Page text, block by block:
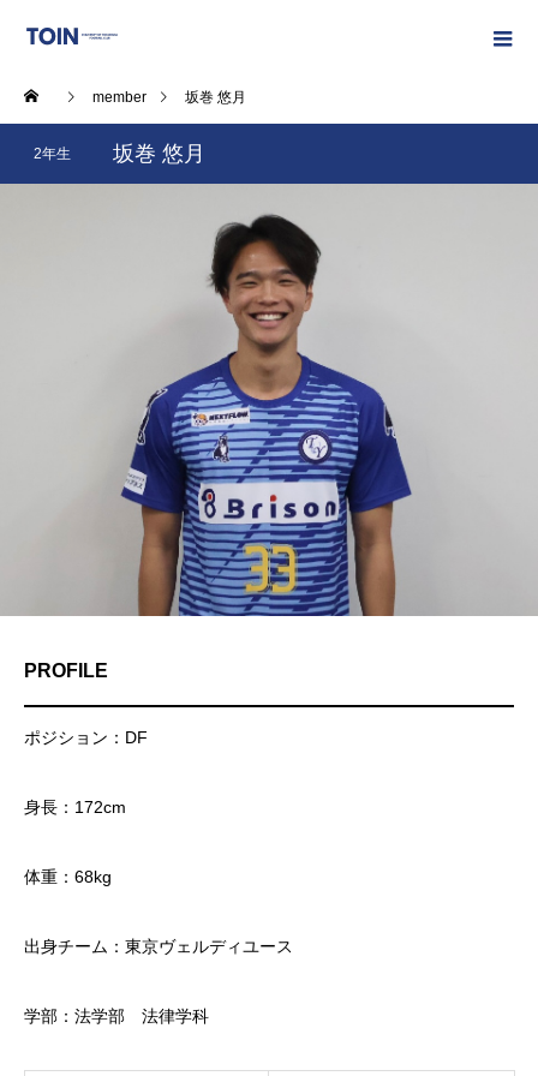
member 坂巻 悠月
2年生 坂巻 悠月
PROFILE
ポジション：DF
身長：172cm
体重：68kg
出身チーム：東京ヴェルディユース
学部：法学部 法律学科